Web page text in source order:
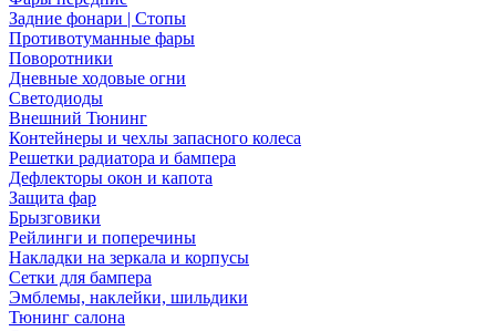
Задние фонари | Стопы
Противотуманные фары
Поворотники
Дневные ходовые огни
Светодиоды
Внешний Тюнинг
Контейнеры и чехлы запасного колеса
Решетки радиатора и бампера
Дефлекторы окон и капота
Защита фар
Брызговики
Рейлинги и поперечины
Накладки на зеркала и корпусы
Сетки для бампера
Эмблемы, наклейки, шильдики
Тюнинг салона